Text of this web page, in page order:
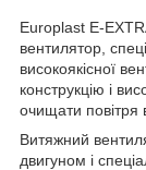
Europlast E-
вентилятор,
високоякісної
конструкцію і
очищати повітря
Витяжний
двигуном і